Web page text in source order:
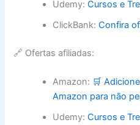
Udemy:Cursos e
ClickBank:Confira
🔗 Ofertas afiliadas:
Amazon: 🛒
Amazon para não
Udemy:Cursos e